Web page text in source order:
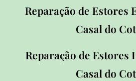
Reparação de Estores
Casal do
Reparação de Estores
Casal do